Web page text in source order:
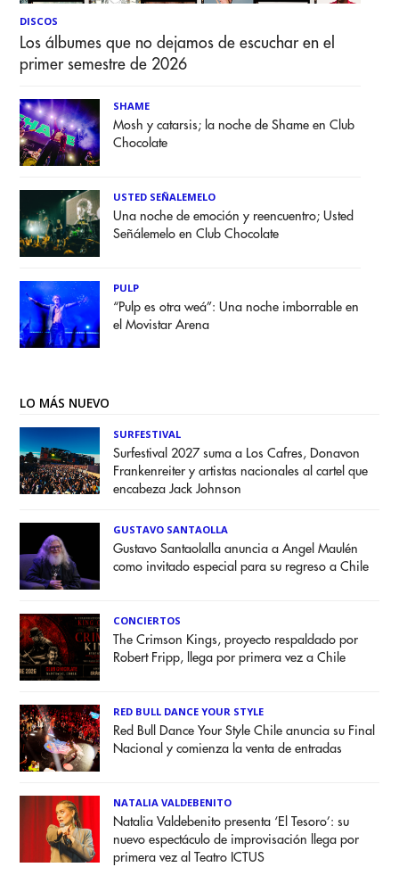
DISCOS
Los álbumes que no dejamos de escuchar en el
primer semestre de 2026
SHAME
Mosh y catarsis; la noche de Shame en Club
Chocolate
USTED SEÑALEMELO
Una noche de emoción y reencuentro; Usted
Señálemelo en Club Chocolate
PULP
“Pulp es otra weá”: Una noche imborrable en
el Movistar Arena
LO MÁS NUEVO
SURFESTIVAL
Surfestival 2027 suma a Los Cafres, Donavon
Frankenreiter y artistas nacionales al cartel que
encabeza Jack Johnson
GUSTAVO SANTAOLLA
Gustavo Santaolalla anuncia a Angel Maulén
como invitado especial para su regreso a Chile
CONCIERTOS
The Crimson Kings, proyecto respaldado por
Robert Fripp, llega por primera vez a Chile
RED BULL DANCE YOUR STYLE
Red Bull Dance Your Style Chile anuncia su Final
Nacional y comienza la venta de entradas
NATALIA VALDEBENITO
Natalia Valdebenito presenta ‘El Tesoro’: su
nuevo espectáculo de improvisación llega por
primera vez al Teatro ICTUS